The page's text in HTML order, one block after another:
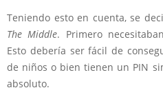
Teniendo esto en cuenta, se
The Middle. Primero
Esto debería ser fácil de
de niños o bien tienen un PIN
absoluto.